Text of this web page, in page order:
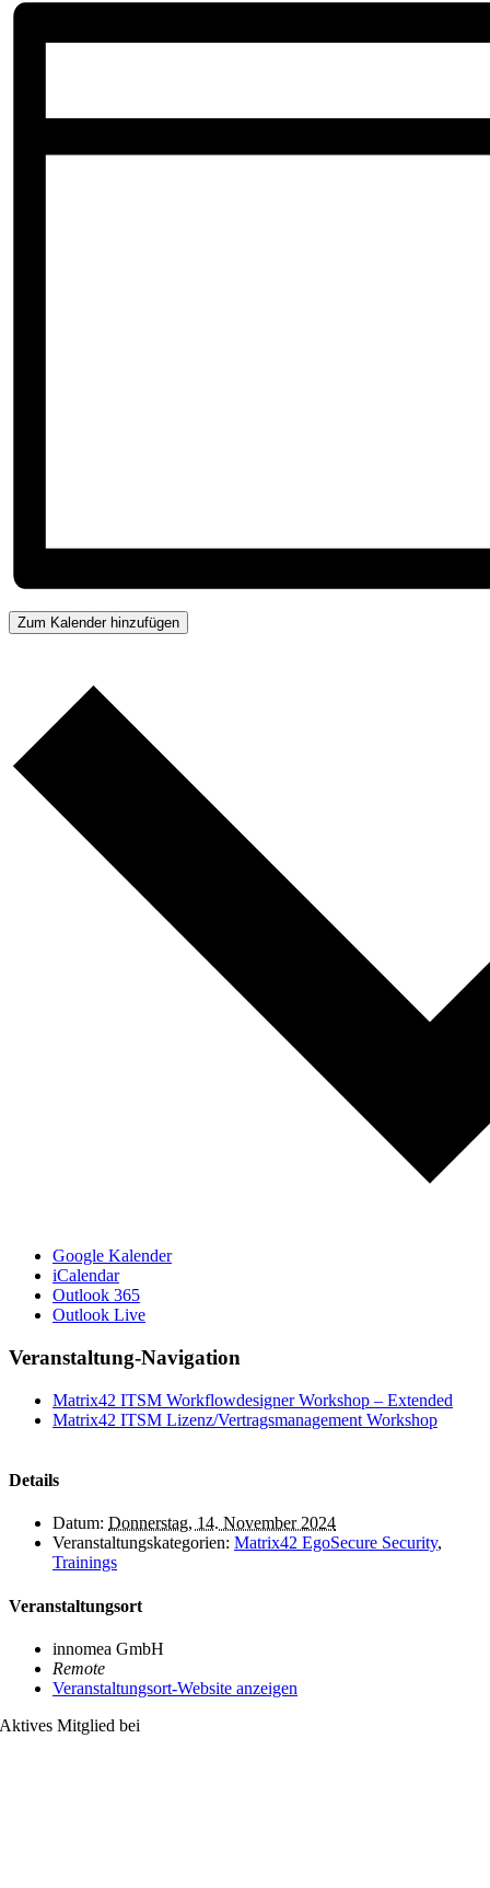
Zum Kalender hinzufügen
Google Kalender
iCalendar
Outlook 365
Outlook Live
Veranstaltung-Navigation
Matrix42 ITSM Workflowdesigner Workshop – Extended
Matrix42 ITSM Lizenz/Vertragsmanagement Workshop
Details
Datum: Donnerstag, 14. November 2024
Veranstaltungskategorien: Matrix42 EgoSecure Security,
Trainings
Veranstaltungsort
innomea GmbH
Remote
Veranstaltungsort-Website anzeigen
Aktives Mitglied bei